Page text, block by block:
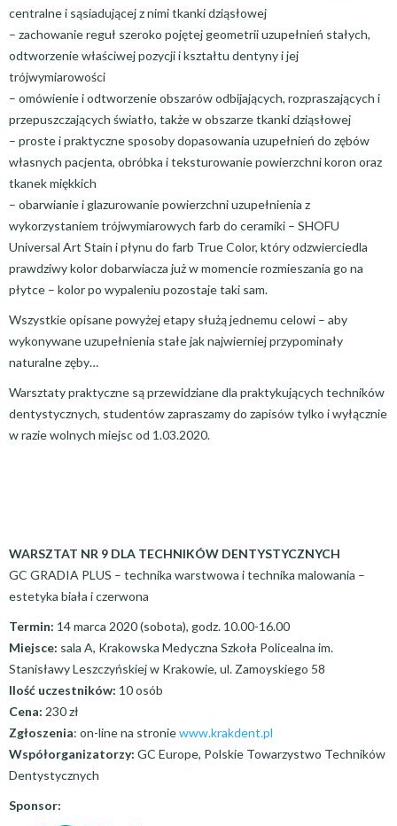
centralne i sąsiadującej z nimi tkanki dziąsłowej
– zachowanie reguł szeroko pojętej geometrii uzupełnień stałych,
odtworzenie właściwej pozycji i kształtu dentyny i jej
trójwymiarowości
– omówienie i odtworzenie obszarów odbijających, rozpraszających i
przepuszczających światło, także w obszarze tkanki dziąsłowej
– proste i praktyczne sposoby dopasowania uzupełnień do zębów
własnych pacjenta, obróbka i teksturowanie powierzchni koron oraz
tkanek miękkich
– obarwianie i glazurowanie powierzchni uzupełnienia z
wykorzystaniem trójwymiarowych farb do ceramiki – SHOFU
Universal Art Stain i płynu do farb True Color, który odzwierciedla
prawdziwy kolor dobarwiacza już w momencie rozmieszania go na
płytce – kolor po wypaleniu pozostaje taki sam.
Wszystkie opisane powyżej etapy służą jednemu celowi – aby
wykonywane uzupełnienia stałe jak najwierniej przypominały
naturalne zęby…
Warsztaty praktyczne są przewidziane dla praktykujących techników
dentystycznych, studentów zapraszamy do zapisów tylko i wyłącznie
w razie wolnych miejsc od 1.03.2020.
WARSZTAT NR 9 DLA TECHNIKÓW DENTYSTYCZNYCH
GC GRADIA PLUS – technika warstwowa i technika malowania –
estetyka biała i czerwona
Termin: 14 marca 2020 (sobota), godz. 10.00-16.00
Miejsce: sala A, Krakowska Medyczna Szkoła Policealna im.
Stanisławy Leszczyńskiej w Krakowie, ul. Zamoyskiego 58
Ilość uczestników: 10 osób
Cena: 230 zł
Zgłoszenia: on-line na stroniewww.krakdent.pl
Współorganizatorzy: GC Europe, Polskie Towarzystwo Techników
Dentystycznych
Sponsor: